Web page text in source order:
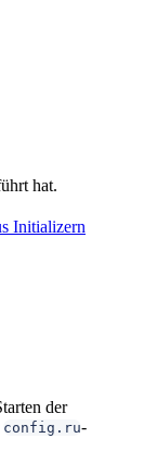
hat.
Initializern
der
config.ru-